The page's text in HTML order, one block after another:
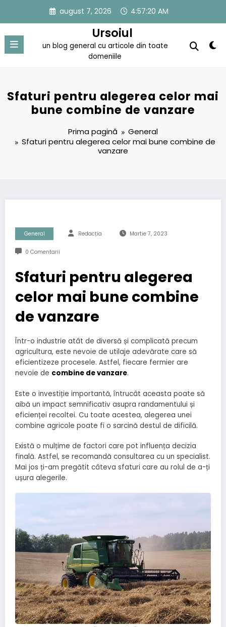
conținut
august 7, 2026 4:57:21 AM
Ursoiul
un blog general cu articole din toate
domeniile
Sfaturi pentru alegerea celor mai
bune combine de vanzare
Prima pagină
General
Sfaturi pentru alegerea celor mai bune combine de
vanzare
General Redacția Martie 7, 2023
0 Comentarii
Sfaturi pentru alegerea
celor mai bune combine
de vanzare
Într-o industrie atât de diversă și complicată precum
agricultura, este nevoie de utilaje adevărate care să
eficientizeze procesele. Astfel, fiecare fermier are
nevoie de combine de vanzare.
Este o investiție importantă, întrucât aceasta poate să
aibă un impact semnificativ asupra randamentului și
eficienței recoltei. Cu toate acestea, alegerea unei
combine agricole poate fi o sarcină destul de dificilă.
Există o mulțime de factori care pot influența decizia
finală. Astfel, se recomandă consultarea cu un specialist.
Mai jos ți-am pregătit câteva sfaturi care au rolul de a-ți
ușura alegerile.